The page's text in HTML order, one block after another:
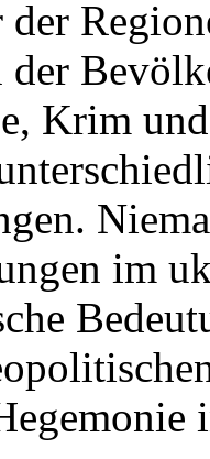
Krim
im